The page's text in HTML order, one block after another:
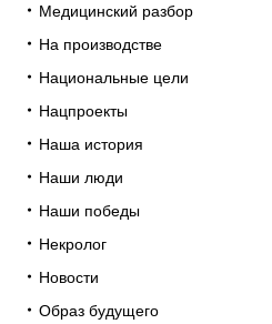
Медицинский разбор
На производстве
Национальные цели
Нацпроекты
Наша история
Наши люди
Наши победы
Некролог
Новости
Образ будущего